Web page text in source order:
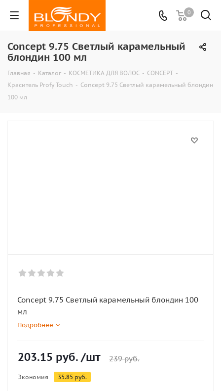
0
Concept 9.75 Светлый карамельный
блондин 100 мл
Главная - Каталог - КОСМЕТИКА ДЛЯ ВОЛОС - CONCEPT -
Краситель Profy Touch - Concept 9.75 Светлый карамельный блондин
100 мл
Concept 9.75 Светлый карамельный блондин 100
мл
Подробнее
203.15 руб. /шт 239руб.
Экономия 35.85 руб.